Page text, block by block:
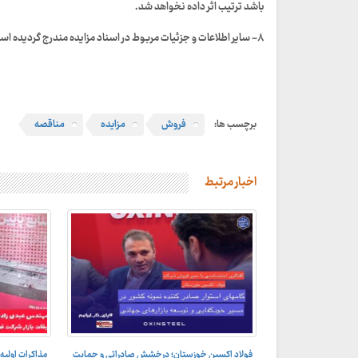
باشد ترتیب اثر داده نخواهد شد.
۸- سایر اطلاعات و جزئیات مربوط در اسناد مزایده مندرج گردیده است.
برچسب ها: فروش مزایده مناقصه
اخبار مرتبط
گفتگوی اختصاصی با مدیر فروش شرکت فولاد اکسین
رئیس